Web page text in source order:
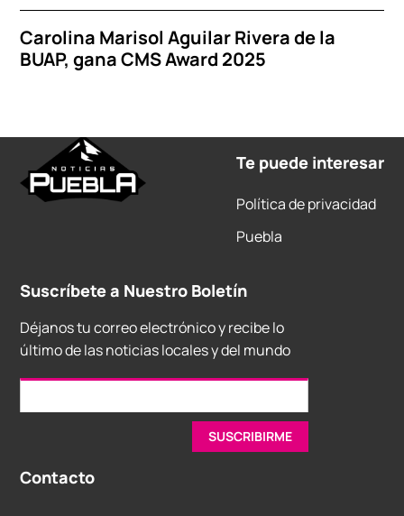
Carolina Marisol Aguilar Rivera de la
BUAP, gana CMS Award 2025
Te puede interesar
Política de privacidad
Puebla
Suscríbete a Nuestro Boletín
Déjanos tu correo electrónico y recibe lo
último de las noticias locales y del mundo
Contacto